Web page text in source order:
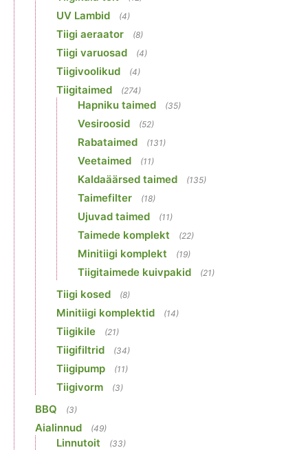
UV Lambid (4)
Tiigi aeraator (8)
Tiigi varuosad (4)
Tiigivoolikud (4)
Tiigitaimed (274)
Hapniku taimed (35)
Vesiroosid (52)
Rabataimed (131)
Veetaimed (11)
Kaldaäärsed taimed (135)
Taimefilter (18)
Ujuvad taimed (11)
Taimede komplekt (22)
Minitiigi komplekt (19)
Tiigitaimede kuivpakid (21)
Tiigi kosed (8)
Minitiigi komplektid (14)
Tiigikile (21)
Tiigifiltrid (34)
Tiigipump (11)
Tiigivorm (3)
BBQ (3)
Aialinnud (49)
Linnutoit (33)